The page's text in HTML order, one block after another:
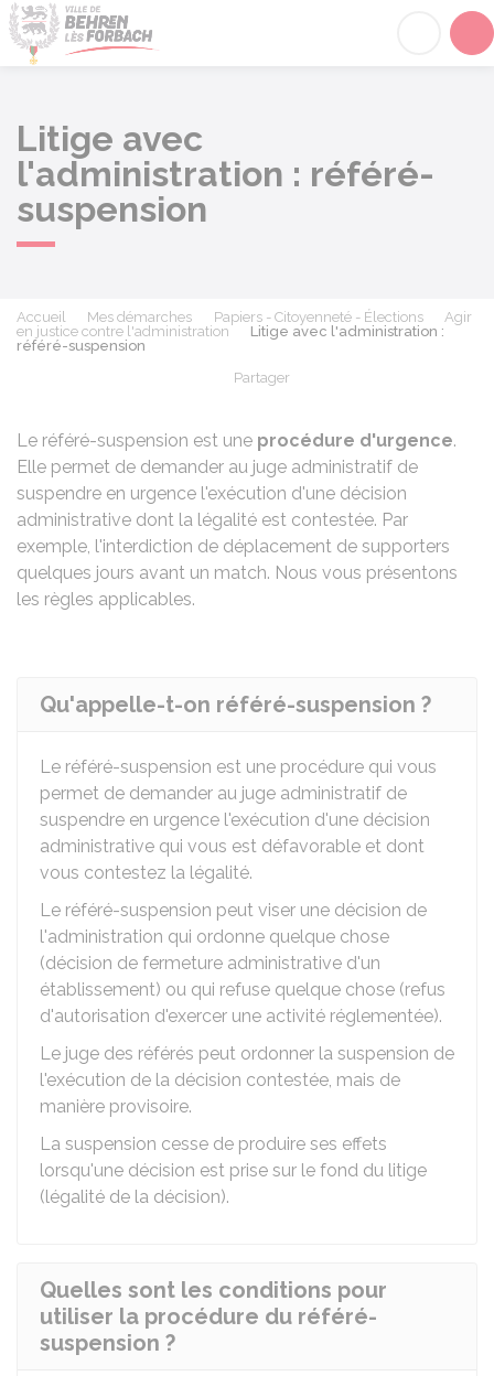
Litige avec
l'administration : référé-
suspension
Accueil Mes démarches Papiers - Citoyenneté - Élections
Agir
en justice contre l'administration
Litige avec l'administration :
référé-suspension
Partager
Le référé-suspension est une procédure d'urgence.
Elle permet de demander au juge administratif de
suspendre en urgence l'exécution d'une décision
administrative dont la légalité est contestée. Par
exemple, l'interdiction de déplacement de supporters
quelques jours avant un match. Nous vous présentons
les règles applicables.
Qu'appelle-t-on référé-suspension ?
Le référé-suspension est une procédure qui vous
permet de demander au juge administratif de
suspendre en urgence l'exécution d'une décision
administrative qui vous est défavorable et dont
vous contestez la légalité.
Le référé-suspension peut viser une décision de
l'administration qui ordonne quelque chose
(décision de fermeture administrative d'un
établissement) ou qui refuse quelque chose (refus
d'autorisation d'exercer une activité réglementée).
Le juge des référés peut ordonner la suspension de
l'exécution de la décision contestée, mais de
manière provisoire.
La suspension cesse de produire ses effets
lorsqu'une décision est prise sur le fond du litige
(légalité de la décision).
Quelles sont les conditions pour
utiliser la procédure du référé-
suspension ?